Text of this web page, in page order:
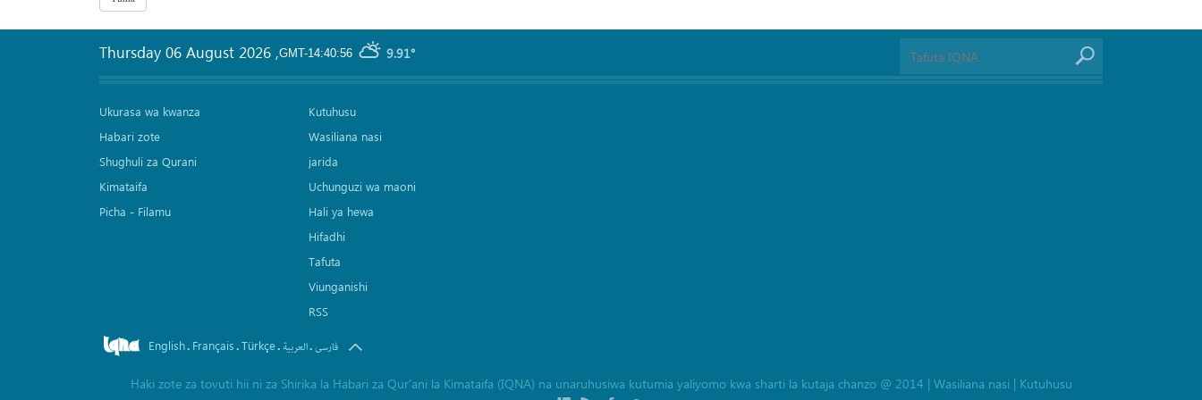
GMT-14:40:56 9.91°
Thursday 06 August 2026 ,
Ukurasa wa kwanza
Habari zote
Shughuli za Qurani
Kimataifa
Picha‎ - Filamu‎
Kutuhusu
Wasiliana nasi
jarida
Uchunguzi wa maoni
Hali ya hewa
Hifadhi
Tafuta
Viunganishi
RSS
English. Français.Türkçe. العربیة.فارسی
Haki zote za tovuti hii ni za Shirika la Habari za Qur'ani la Kimataifa (IQNA) na unaruhusiwa kutumia yaliyomo kwa sharti la kutaja chanzo @ 2014 | Wasiliana nasi | Kutuhusu